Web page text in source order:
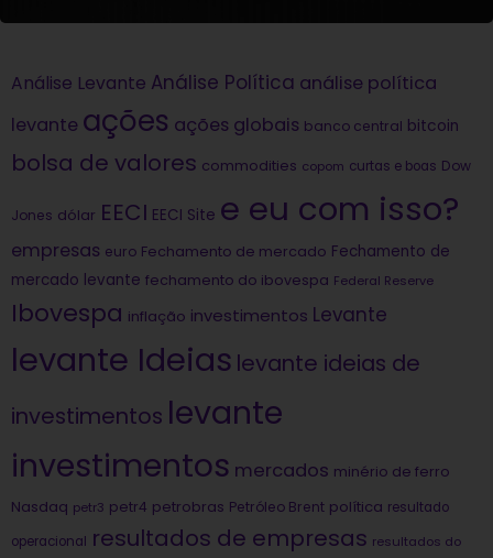
Análise Levante Análise Política análise política
levante ações ações globais banco central bitcoin
bolsa de valores commodities copom curtas e boas Dow
Jones dólar EECI EECI Site e eu com isso?
empresas euro Fechamento de mercado Fechamento de
mercado levante fechamento do ibovespa Federal Reserve
Ibovespa inflação investimentos Levante
levante Ideias levante ideias de
investimentos levante
investimentos mercados minério de ferro
Nasdaq petr3 petr4 petrobras Petróleo Brent política resultado
operacional resultados de empresas resultados do